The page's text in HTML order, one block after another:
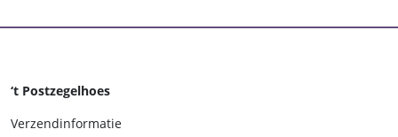
‘t Postzegelhoes
Verzendinformatie